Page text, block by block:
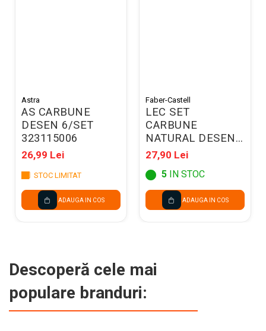
Astra
AS CARBUNE
DESEN 6/SET
323115006
26,99 Lei
STOC LIMITAT
ADAUGA IN COS
Faber-Castell
LEC SET
CARBUNE
NATURAL DESEN
FABER-CASTELL
PITT 6-11MM
6/SET FC129398
27,90 Lei
5 IN STOC
ADAUGA IN COS
Descoperă cele mai
populare branduri: